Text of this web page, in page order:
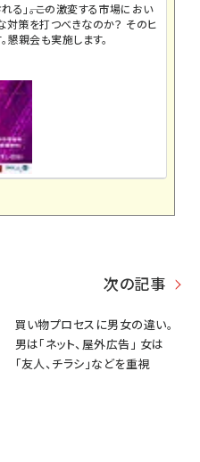
」――。この激変する市場におい
対策を打つべきなのか？ そのヒ
懇親会も実施します。
次の記事
買い物プロセスに男女の違い。
男は｢ネット、屋外広告｣ 女は
｢友人、チラシ｣などを重視